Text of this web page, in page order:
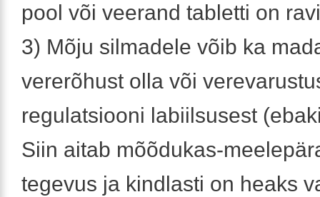
pool või veerand tabletti on
3) Mõju silmadele võib ka
vererõhust olla või
regulatsiooni labiilsusest
Siin aitab mõõdukas-
tegevus ja kindlasti on heaks